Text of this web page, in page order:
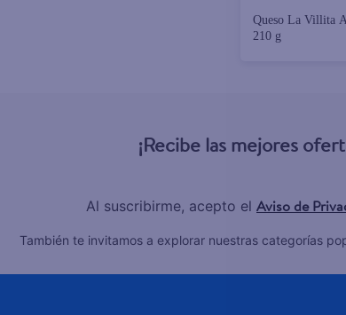
Queso La Villita
210 g
¡Recibe las mejores
Al suscribirme, acepto el Aviso de
También te invitamos a explorar nuestras categorías